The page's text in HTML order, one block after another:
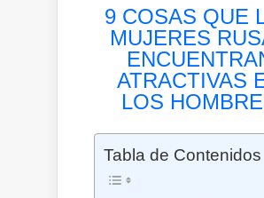
9 COSAS QUE
MUJERES
ATRACTIVAS
LOS
Tabla de Contenidos